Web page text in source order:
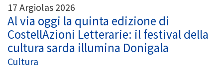
17 Argiolas 2026
Al via oggi la quinta edizione di
CostellAzioni Letterarie: il festival della
cultura sarda illumina Donigala
Cultura